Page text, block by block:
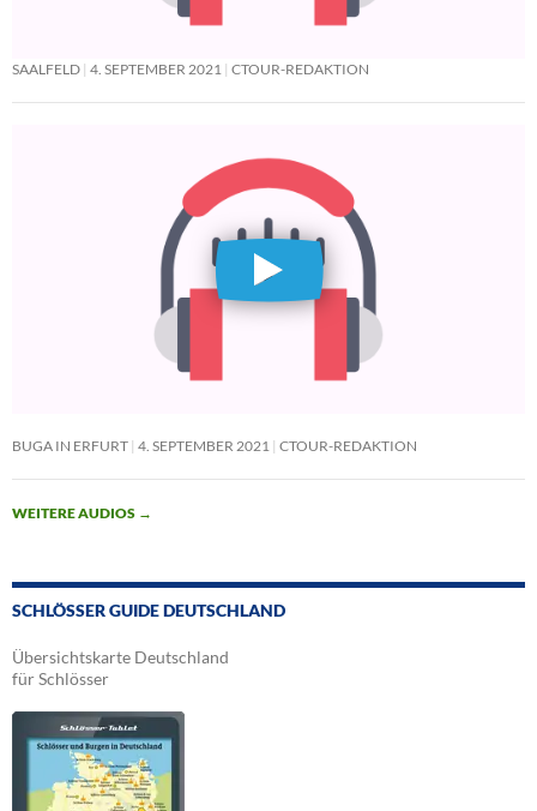
SAALFELD 4. SEPTEMBER 2021 CTOUR-REDAKTION
BUGA IN ERFURT 4. SEPTEMBER 2021 CTOUR-REDAKTION
WEITERE AUDIOS →
SCHLÖSSER GUIDE DEUTSCHLAND
Übersichtskarte Deutschland
für Schlösser